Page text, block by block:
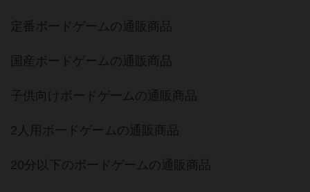
定番ボードゲームの通販商品
国産ボードゲームの通販商品
子供向けボードゲームの通販商品
2人用ボードゲームの通販商品
20分以下のボードゲームの通販商品